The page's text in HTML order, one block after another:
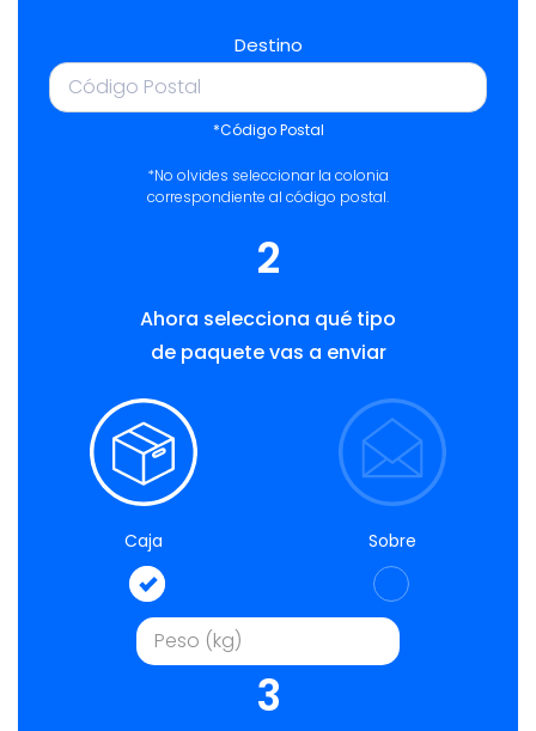
Destino
*Código Postal
*No olvides seleccionar la colonia
correspondiente al código postal.
2
Ahora selecciona qué tipo
de paquete vas a enviar
Caja Sobre
3